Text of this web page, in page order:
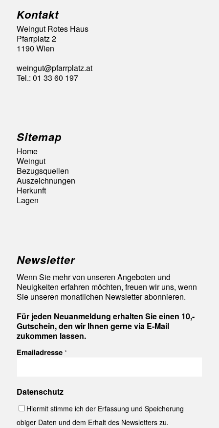
Kontakt
Weingut Rotes Haus
Pfarrplatz 2
1190 Wien
weingut@pfarrplatz.at
Tel.: 01 33 60 197
Sitemap
Home
Weingut
Bezugsquellen
Auszeichnungen
Herkunft
Lagen
Newsletter
Wenn Sie mehr von unseren Angeboten und
Neuigkeiten erfahren möchten, freuen wir uns, wenn
Sie unseren monatlichen Newsletter abonnieren.
Für jeden Neuanmeldung erhalten Sie einen 10,-
Gutschein, den wir Ihnen gerne via E-Mail
zukommen lassen.
Emailadresse *
Datenschutz
Hiermit stimme ich der Erfassung und Speicherung
obiger Daten und dem Erhalt des Newsletters zu.